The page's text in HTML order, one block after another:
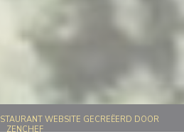
WEBSITE GECREËERD DOOR
ZENCHEF((OPENT IN EEN NIEUW VENSTER))